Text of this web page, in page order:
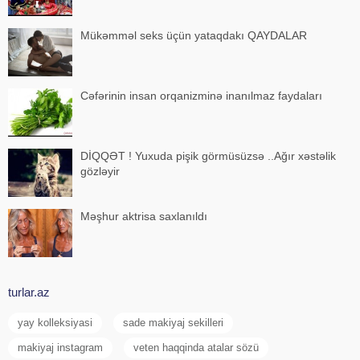
Mükəmməl seks üçün yataqdakı QAYDALAR
Cəfərinin insan orqanizminə inanılmaz faydaları
DİQQƏT ! Yuxuda pişik görmüsüzsə ..Ağır xəstəlik
gözləyir
Məşhur aktrisa saxlanıldı
turlar.az
yay kolleksiyasi sade makiyaj sekilleri
makiyaj instagram veten haqqinda atalar sözü